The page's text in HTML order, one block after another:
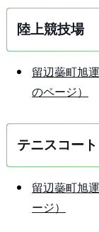
陸上競技場
留辺蘂町旭
のページ）
テニスコート
留辺蘂町旭
ージ）